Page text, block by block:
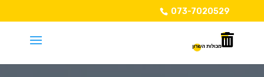
073-7020529